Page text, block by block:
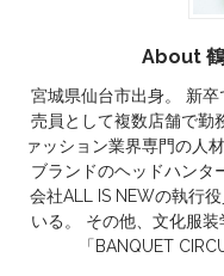
About 鶴
宮城県仙台市出身。 新
売員として複数店舗で勤
ァッション業界専門の人
ブランドのヘッドハンタ
会社ALL IS NEWの執行
いる。 その他、文化服
「BANQUET